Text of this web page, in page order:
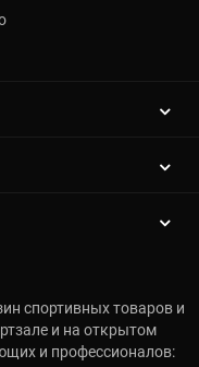
спортивных товаров и
и на открытом
и профессионалов: